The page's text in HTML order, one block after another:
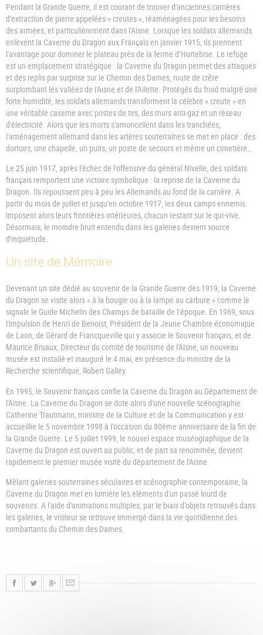
Pendant la Grande Guerre, il est courant de trouver d'anciennes carrières
d'extraction de pierre appelées « creutes », réaménagées pour les besoins
des armées, et particulièrement dans l'Aisne. Lorsque les soldats allemands
enlèvent la Caverne du Dragon aux Français en janvier 1915, ils prennent
l'avantage pour dominer le plateau près de la ferme d’Hurtebise. Le refuge
est un emplacement stratégique : la Caverne du Dragon permet des attaques
et des replis par surprise sur le Chemin des Dames, route de crête
surplombant les vallées de l'Aisne et de l'Ailette. Protégés du froid malgré une
forte humidité, les soldats allemands transforment la célèbre « creute » en
une véritable caserne avec postes de tirs, des murs anti-gaz et un réseau
d'électricité. Alors que les morts s'amoncellent dans les tranchées,
l'aménagement allemand dans les artères souterraines se met en place : des
dortoirs, une chapelle, un puits, un poste de secours et même un cimetière…
Le 25 juin 1917, après l'échec de l'offensive du général Nivelle, des soldats
français remportent une victoire symbolique : la reprise de la Caverne du
Dragon. Ils repoussent peu à peu les Allemands au fond de la carrière. A
partir du mois de juillet et jusqu'en octobre 1917, les deux camps ennemis
imposent alors leurs frontières intérieures, chacun restant sur le qui-vive.
Désormais, le moindre bruit entendu dans les galeries devient source
d'inquiétude.
Un site de Mémoire
Devenant un site dédié au souvenir de la Grande Guerre dès 1919, la Caverne
du Dragon se visite alors « à la bougie ou à la lampe au carbure » comme le
signale le Guide Michelin des Champs de bataille de l’époque. En 1969, sous
l'impulsion de Henri de Benoist, Président de la Jeune Chambre économique
de Laon, de Gérard de Francqueville qui y associe le Souvenir français, et de
Maurice Bruaux, Directeur du comité de tourisme de l'Aisne, un nouveau
musée est installé et inauguré le 4 mai, en présence du ministre de la
Recherche scientifique, Robert Galley.
En 1995, le Souvenir français confie la Caverne du Dragon au Département de
l'Aisne. La Caverne du Dragon se dote alors d'une nouvelle scénographie.
Catherine Trautmann, ministre de la Culture et de la Communication y est
accueillie le 5 novembre 1998 à l’occasion du 80ème anniversaire de la fin de
la Grande Guerre. Le 5 juillet 1999, le nouvel espace muséographique de la
Caverne du Dragon est ouvert au public, et de part sa renommée, devient
rapidement le premier musée visité du département de l'Aisne.
Mêlant galeries souterraines séculaires et scénographie contemporaine, la
Caverne du Dragon met en lumière les éléments d'un passé lourd de
souvenirs. A l'aide d'animations multiples, par le biais d'objets retrouvés dans
les galeries, le visiteur se retrouve immergé dans la vie quotidienne des
combattants du Chemin des Dames.